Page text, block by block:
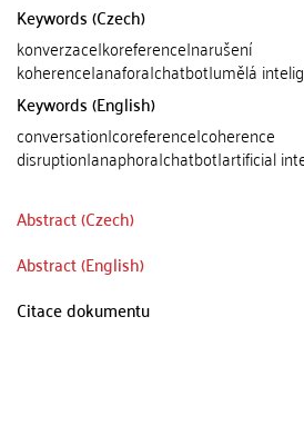
Keywords (Czech)
konverzace|koreference|narušení
koherence|anafora|chatbot|umělá
Keywords (English)
conversation|coreference|coherence
disruption|anaphora|chatbot|artificial
Abstract (Czech)
Abstract (English)
Citace dokumentu